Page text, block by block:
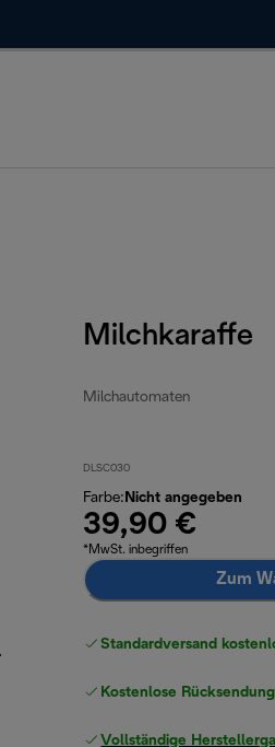
Milchkaraffe
Milchautomaten
DLSC030
Farbe: Nicht angegeben
39,90 €
*MwSt. inbegriffen
Zum
Standardversand
Kostenlose
Vollständige